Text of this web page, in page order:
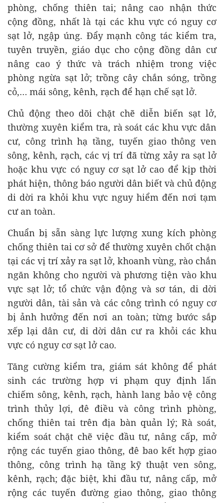
phòng, chống thiên tai; nâng cao nhận thức
cộng đồng, nhất là tại các khu vực có nguy cơ
sạt lở, ngập úng. Đẩy mạnh công tác kiểm tra,
tuyên truyền, giáo dục cho cộng đồng dân cư
nâng cao ý thức và trách nhiệm trong việc
phòng ngừa sạt lở; trồng cây chắn sóng, trồng
cỏ,… mái sông, kênh, rạch để hạn chế sạt lở.
Chủ động theo dõi chặt chẽ diễn biến sạt lở,
thường xuyên kiểm tra, rà soát các khu vực dân
cư, công trình hạ tầng, tuyến giao thông ven
sông, kênh, rạch, các vị trí đã từng xảy ra sạt lở
hoặc khu vực có nguy cơ sạt lở cao để kịp thời
phát hiện, thông báo người dân biết và chủ động
di dời ra khỏi khu vực nguy hiểm đến nơi tạm
cư an toàn.
Chuẩn bị sẵn sàng lực lượng xung kích phòng
chống thiên tai cơ sở để thường xuyên chốt chặn
tại các vị trí xảy ra sạt lở, khoanh vùng, rào chắn
ngăn không cho người và phương tiện vào khu
vực sạt lở; tổ chức vận động và sơ tán, di dời
người dân, tài sản và các công trình có nguy cơ
bị ảnh hưởng đến nơi an toàn; từng bước sắp
xếp lại dân cư, di dời dân cư ra khỏi các khu
vực có nguy cơ sạt lở cao.
Tăng cường kiểm tra, giám sát không để phát
sinh các trường hợp vi phạm quy định lấn
chiếm sông, kênh, rạch, hành lang bảo vệ công
trình thủy lợi, đê điều và công trình phòng,
chống thiên tai trên địa bàn quản lý; Rà soát,
kiểm soát chặt chẽ việc đầu tư, nâng cấp, mở
rộng các tuyến giao thông, đê bao kết hợp giao
thông, công trình hạ tầng kỹ thuật ven sông,
kênh, rạch; đặc biệt, khi đầu tư, nâng cấp, mở
rộng các tuyến đường giao thông, giao thông